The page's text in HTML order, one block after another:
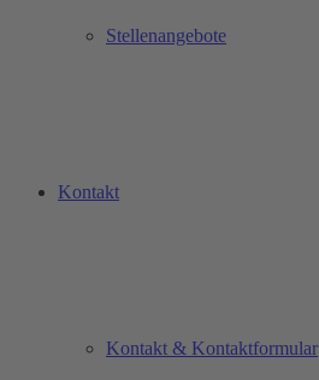
Stellenangebote
Kontakt
Kontakt & Kontaktformular